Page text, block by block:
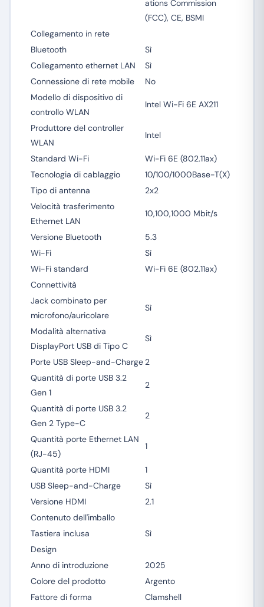
ations Commission
(FCC), CE, BSMI
Collegamento in rete
Bluetooth
Sì
Collegamento ethernet LAN
Sì
Connessione di rete mobile
No
Modello di dispositivo di
controllo WLAN
Intel Wi-Fi 6E AX211
Produttore del controller
WLAN
Intel
Standard Wi-Fi
Wi-Fi 6E (802.11ax)
Tecnologia di cablaggio
10/100/1000Base-T(X)
Tipo di antenna
2x2
Velocità trasferimento
Ethernet LAN
10,100,1000 Mbit/s
Versione Bluetooth
5.3
Wi-Fi
Sì
Wi-Fi standard
Wi-Fi 6E (802.11ax)
Connettività
Jack combinato per
microfono/auricolare
Sì
Modalità alternativa
DisplayPort USB di Tipo C
Sì
Porte USB Sleep-and-Charge 2
Quantità di porte USB 3.2
Gen 1
2
Quantità di porte USB 3.2
Gen 2 Type-C
2
Quantità porte Ethernet LAN
(RJ-45)
1
Quantità porte HDMI
1
USB Sleep-and-Charge
Sì
Versione HDMI
2.1
Contenuto dell'imballo
Tastiera inclusa
Sì
Design
Anno di introduzione
2025
Colore del prodotto
Argento
Fattore di forma
Clamshell